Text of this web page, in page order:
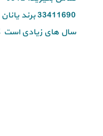
33411690
سال های زیادی است